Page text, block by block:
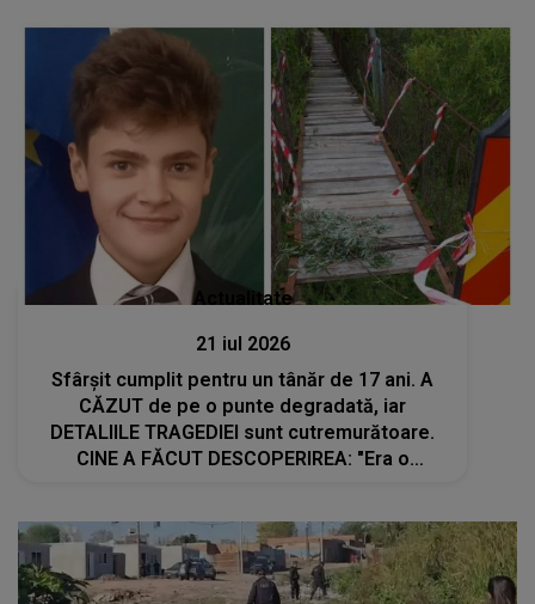
Actualitate
21 iul 2026
Sfârșit cumplit pentru un tânăr de 17 ani. A
CĂZUT de pe o punte degradată, iar
DETALIILE TRAGEDIEI sunt cutremurătoare.
CINE A FĂCUT DESCOPERIREA: "Era o